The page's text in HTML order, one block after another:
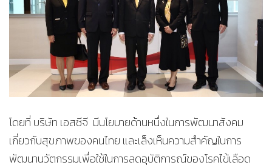
โดยที่ บริษัท เอสซีจี มีนโยบายด้านหนึ่งในการพัฒนาสังคม
เกี่ยวกับสุขภาพของคนไทย และเล็งเห็นความสำคัญในการ
พัฒนานวัตกรรมเพื่อใช้ในการลดอุบัติการณ์ของโรคไข้เลือด